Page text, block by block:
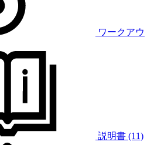
ワークアウ
説明書 (11)